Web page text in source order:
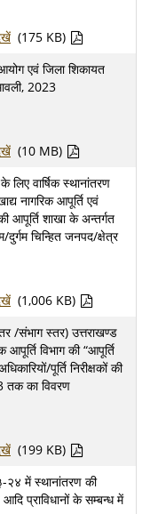
(175 KB)
एवं जिला शिकायत
2023
(10 MB)
वार्षिक स्थानांतरण
नागरिक आपूर्ति एवं
आपूर्ति शाखा के अन्तर्गत
दुर्गम चिन्हित जनपद/क्षेत्र
(1,006 KB)
/संभाग स्तर) उत्तराखण्ड
आपूर्ति विभाग की “आपूर्ति
पूर्ति निरीक्षकों की
तक का विवरण
(199 KB)
२४ में स्थानांतरण की
प्राविधानों के सम्बन्ध में